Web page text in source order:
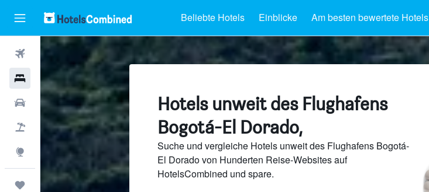
Beliebte Hotels Einblicke Am besten bewertete Hotels
Flüge
Hotels
Mietwagen
Pauschalreisen
Trips
Hotels unweit des Flughafens
Bogotá-El Dorado,
Suche und vergleiche Hotels unweit des Flughafens Bogotá-
El Dorado von Hunderten Reise-Websites auf
HotelsCombined und spare.